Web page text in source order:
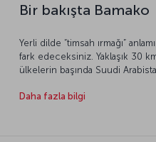
Bir bakışta Bamako
Yerli dilde “timsah ırmağı”
fark edeceksiniz. Yaklaşık 30
ülkelerin başında Suudi
dünyanın her yanından
Daha fazla bilgi